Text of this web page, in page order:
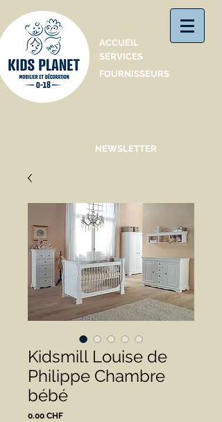
ACCUEIL
SERVICES
FOURNISSEURS
NEWSLETTER
Kidsmill Louise de
Philippe Chambre
bébé
0.00 CHFPrix